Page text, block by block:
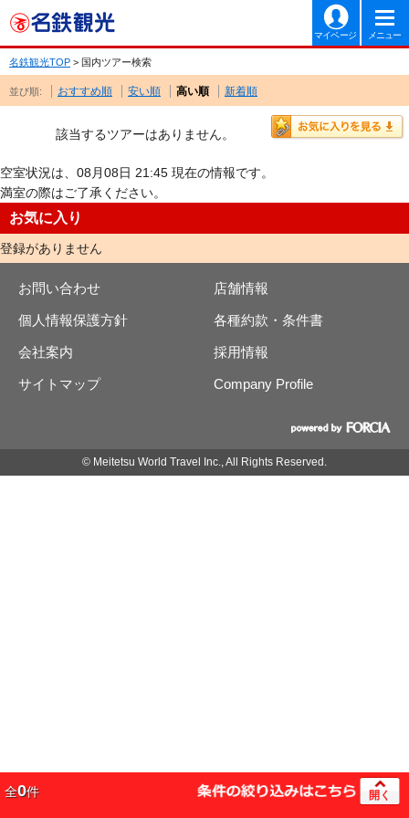
マイページ メニュー
名鉄観光TOP > 国内ツアー検索
並び順: おすすめ順 安い順 高い順 新着順
該当するツアーはありません。
空室状況は、08月08日 21:45 現在の情報です。
満室の際はご了承ください。
お気に入り
登録がありません
お問い合わせ 店舗情報
個人情報保護方針 各種約款・条件書
会社案内 採用情報
サイトマップ Company Profile
© Meitetsu World Travel Inc., All Rights Reserved.
全0件 開く